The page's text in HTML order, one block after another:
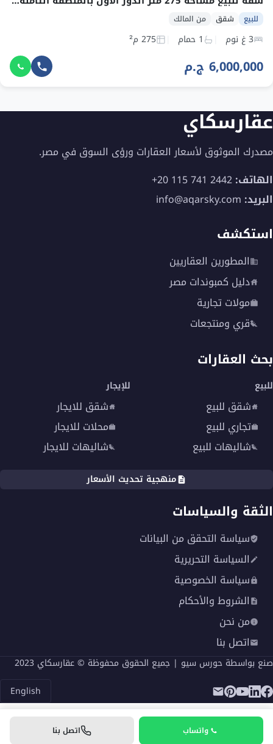
واتساب اتصل بنا
للبيع شقق من المالك
3 غ نوم 1 حمام 275 م²
6,000,000 ج.م
عقارسكاي
مصدرك الموثوق لأسعار العقارات ورؤى السوق في مصر.
الهاتف:+20 115 741 2442
البريد: info@aqarsky.com
استكشف
المطورين العقاريين
دليل كمبوندات مصر
مولات تجارية
قري ومنتجعات
بحث العقارات
للبيع
شقق للبيع
تجاري للبيع
شاليهات للبيع
للإيجار
شقق للايجار
محلات للايجار
شاليهات للايجار
منهجية تحديث الأسعار
الثقة والسياسات
سياسة التحقق من البيانات
السياسة التحريرية
سياسة الخصوصية
الشروط والأحكام
من نحن
اتصل بنا
صنع بواسطة حورس سيو | جميع الحقوق محفوظة © عقارسكاي 2023
English